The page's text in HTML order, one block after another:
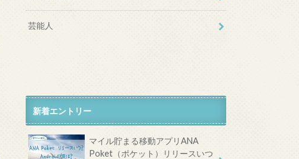
芸能人
新着エントリー
マイル貯まる移動アプリANA
Poket（ポケット）リリースいつ